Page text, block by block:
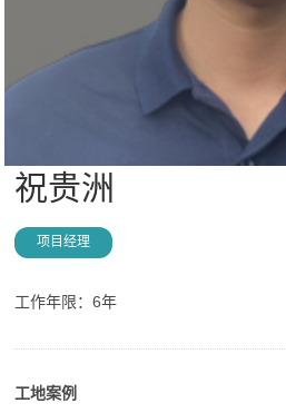
祝贵洲
项目经理
工作年限：6年
工地案例